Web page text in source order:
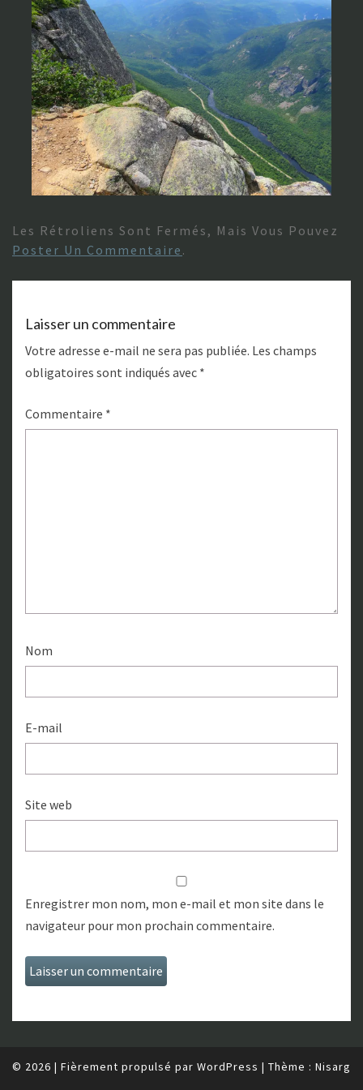
Les Rétroliens Sont Fermés, Mais Vous Pouvez
Poster Un Commentaire .
Laisser un commentaire
Votre adresse e-mail ne sera pas publiée. Les champs
obligatoires sont indiqués avec *
Commentaire *
Nom
E-mail
Site web
Enregistrer mon nom, mon e-mail et mon site dans le
navigateur pour mon prochain commentaire.
© 2026 | Fièrement propulsé par WordPress | Thème : Nisarg